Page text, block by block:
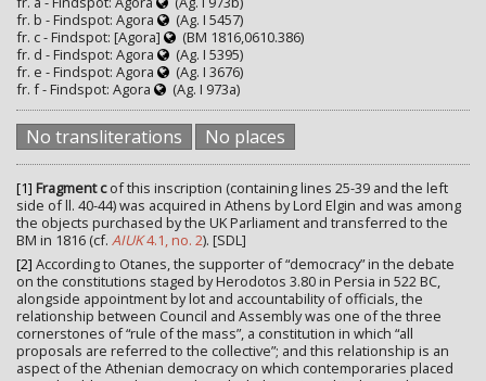
fr. b - Findspot: Agora
(Ag. I 5457)
fr. c - Findspot: [Agora]
(BM 1816,0610.386)
fr. d - Findspot: Agora
(Ag. I 5395)
fr. e - Findspot: Agora
(Ag. I 3676)
fr. f - Findspot: Agora
(Ag. I 973a)
No transliterations No places
[1] Fragment cof this inscription (containing lines 25-39 and the left
side of ll. 40-44) was acquired in Athens by Lord Elgin and was among
the objects purchased by the UK Parliament and transferred to the
BM in 1816 (cf. AIUK4.1, no. 2). [SDL]
[2] According to Otanes, the supporter of “democracy” in the debate
on the constitutions staged by Herodotos 3.80 in Persia in 522 BC,
alongside appointment by lot and accountability of officials, the
relationship between Council and Assembly was one of the three
cornerstones of “rule of the mass”, a constitution in which “all
proposals are referred to the collective”; and this relationship is an
aspect of the Athenian democracy on which contemporaries placed